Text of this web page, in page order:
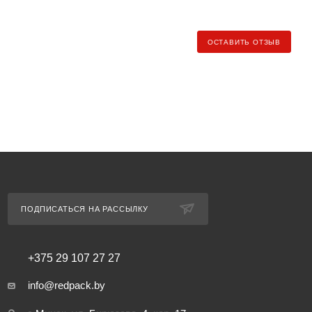
(клиент самостоятельно заказывает и
ОСТАВИТЬ ОТЗЫВ
ПОДПИСАТЬСЯ НА РАССЫЛКУ
+375 29 107 27 27
info@redpack.by